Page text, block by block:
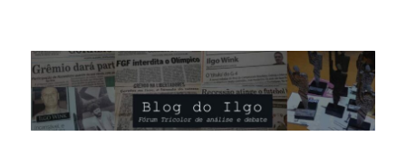
Blog do Ilgo Wink